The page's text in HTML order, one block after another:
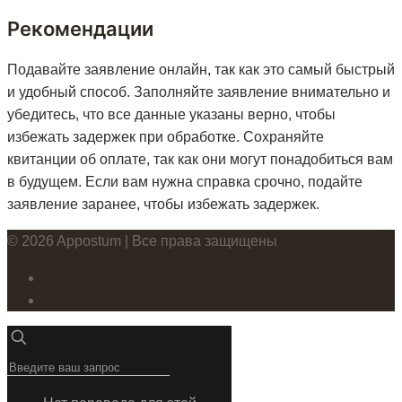
Рекомендации
Подавайте заявление онлайн, так как это самый быстрый
и удобный способ. Заполняйте заявление внимательно и
убедитесь, что все данные указаны верно, чтобы
избежать задержек при обработке. Сохраняйте
квитанции об оплате, так как они могут понадобиться вам
в будущем. Если вам нужна справка срочно, подайте
заявление заранее, чтобы избежать задержек.
© 2026 Appostum | Все права защищены